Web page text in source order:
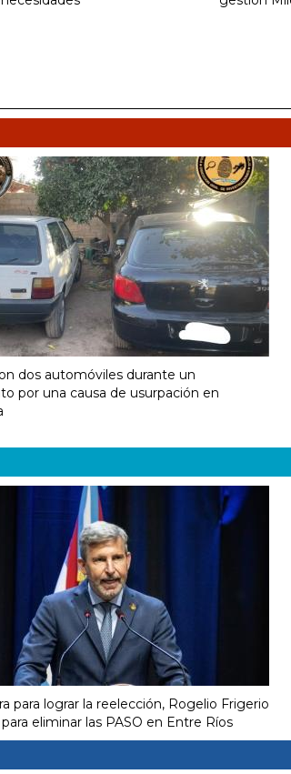
dos automóviles durante un
por una causa de usurpación en
para lograr la reelección, Rogelio Frigerio
eliminar las PASO en Entre Ríos